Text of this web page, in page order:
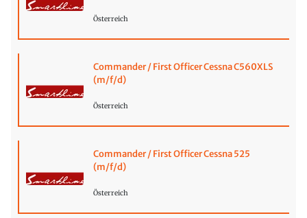
Österreich
Commander / First Officer Cessna C560XLS
(m/f/d)
Österreich
Commander / First Officer Cessna 525
(m/f/d)
Österreich